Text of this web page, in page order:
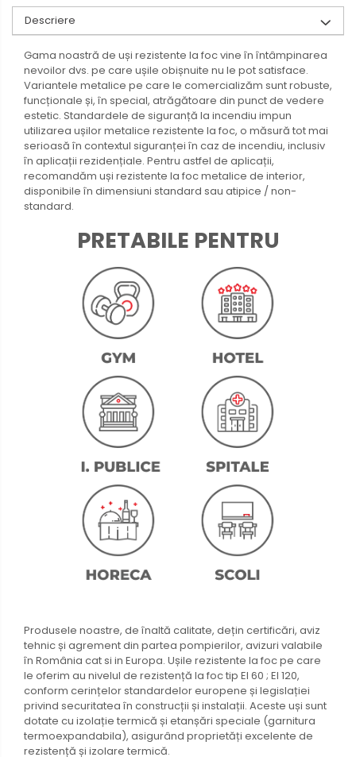
Descriere
Gama noastră de uși rezistente la foc vine în întâmpinarea
nevoilor dvs. pe care ușile obișnuite nu le pot satisface.
Variantele metalice pe care le comercializăm sunt robuste,
funcționale și, în special, atrăgătoare din punct de vedere
estetic. Standardele de siguranță la incendiu impun
utilizarea ușilor metalice rezistente la foc, o măsură tot mai
serioasă în contextul siguranței în caz de incendiu, inclusiv
în aplicații rezidențiale. Pentru astfel de aplicații,
recomandăm uși rezistente la foc metalice de interior,
disponibile în dimensiuni standard sau atipice / non-
standard.
PRETABILE PENTRU
Produsele noastre, de înaltă calitate, dețin certificări, aviz
tehnic și agrement din partea pompierilor, avizuri valabile
în România cat si in Europa. Ușile rezistente la foc pe care
le oferim au nivelul de rezistență la foc tip EI 60 ; EI 120,
conform cerințelor standardelor europene și legislației
privind securitatea în construcții și instalații. Aceste uși sunt
dotate cu izolație termică și etanșări speciale (garnitura
termoexpandabila), asigurând proprietăți excelente de
rezistență și izolare termică.